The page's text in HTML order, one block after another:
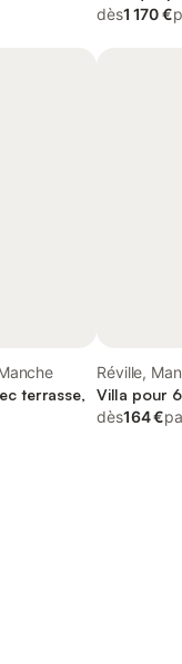
acceptés
dès1 170 €
terrasse,
Réville,
Villa pour
dès164 €